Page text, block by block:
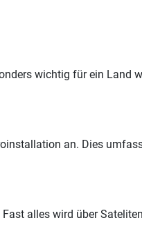
wichtig für ein Land
an. Dies
alles wird über